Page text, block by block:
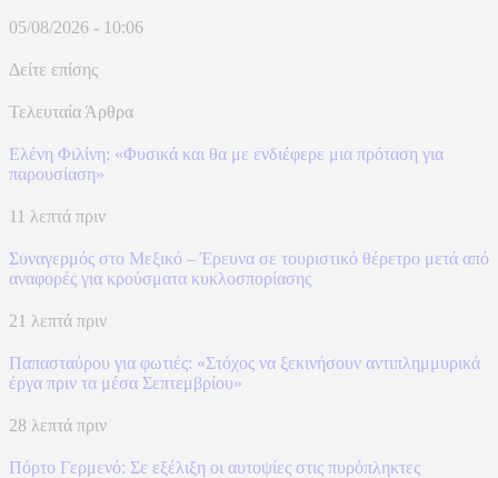
05/08/2026 - 10:06
Δείτε επίσης
Τελευταία Άρθρα
Ελένη Φιλίνη: «Φυσικά και θα με ενδιέφερε μια πρόταση για
παρουσίαση»
11 λεπτά πριν
Συναγερμός στο Μεξικό – Έρευνα σε τουριστικό θέρετρο μετά από
αναφορές για κρούσματα κυκλοσπορίασης
21 λεπτά πριν
Παπασταύρου για φωτιές: «Στόχος να ξεκινήσουν αντιπλημμυρικά
έργα πριν τα μέσα Σεπτεμβρίου»
28 λεπτά πριν
Πόρτο Γερμενό: Σε εξέλιξη οι αυτοψίες στις πυρόπληκτες